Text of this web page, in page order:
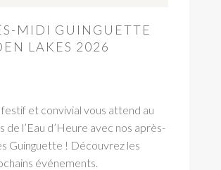
MIDI GUINGUETTE
LAKES 2026
et convivial vous attend au
de l’Eau d’Heure avec nos après-
Guinguette ! Découvrez les
événements.